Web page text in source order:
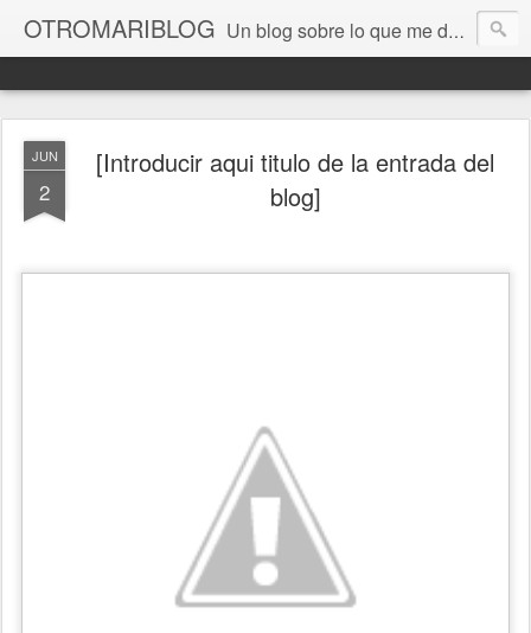
OTROMARIBLOG Un blog sobre lo que me da la gana, así en general, desde lo personal a cuestiones LGTB, vamos, mis mariconadas y esas cosas del Orgullo, la reivindicación y, en general, de reclamar las cosas que son justas y que cada cual haga lo que le venga en gana siempre que no moleste al vecino; cosas que ver, visitar... algún viaje... de todo un poco. Ah, y aquí a las chivatas no las queremos ver ni en pintura.
JUN
2
[Introducir aqui titulo de la entrada del
blog]